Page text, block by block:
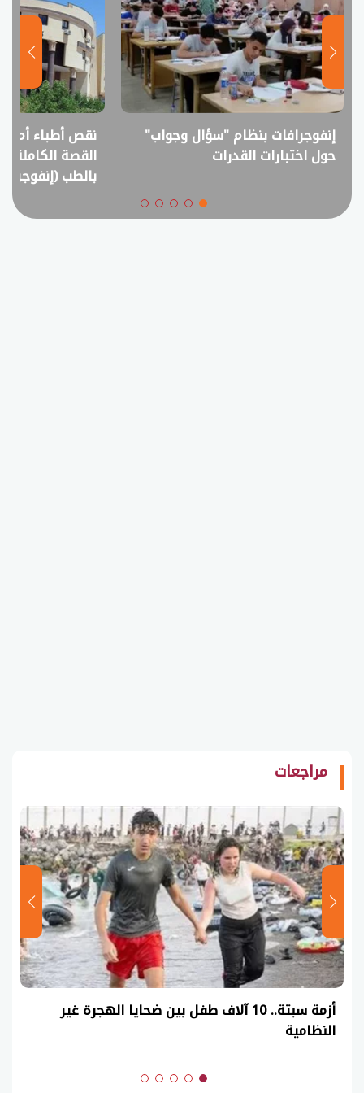
نقص أطباء أم فائض خريجين؟..
القصة الكاملة لمقترح خفض القبول
انفوجراف..
في امتحانات
مراجعات
عاجل| نموذج حل امتحان أحياء ثانوية عامة 2026
(السنوات الماضية)